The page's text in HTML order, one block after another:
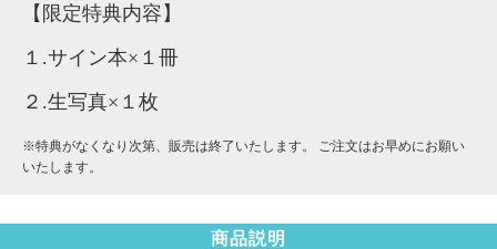
【限定特典内容】
１.サイン本×１冊
２.生写真×１枚
※特典がなくなり次第、販売は終了いたします。 ご注文はお早めにお願い
いたします。
商品説明